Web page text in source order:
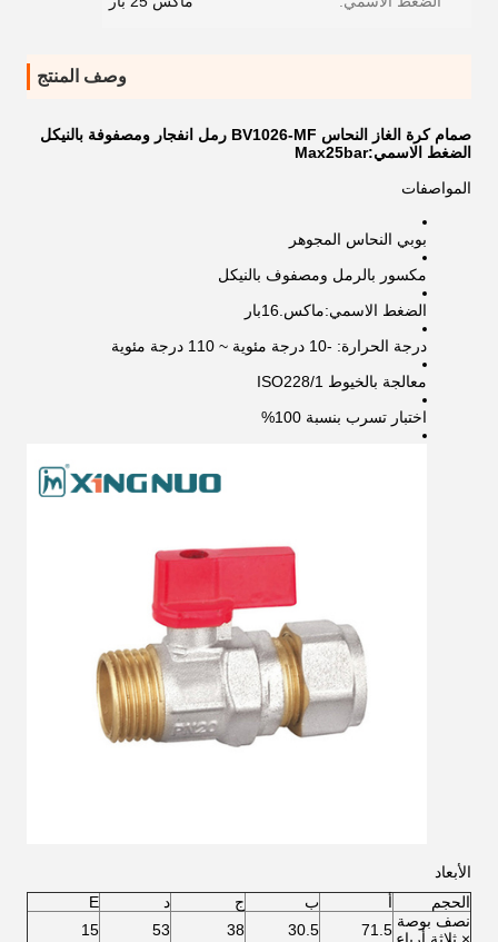
وصف المنتج
صمام كرة الغاز النحاس BV1026-MF رمل انفجار ومصفوفة بالنيكل
الضغط الاسمي:Max25bar
المواصفات
بوبي النحاس المجوهر
مكسور بالرمل ومصفوف بالنيكل
الضغط الاسمي:ماكس.16بار
درجة الحرارة: -10 درجة مئوية ~ 110 درجة مئوية
معالجة بالخيوط ISO228/1
اختبار تسرب بنسبة 100%
الأبعاد
الحجم
أ ب ج د
E
نصف بوصة 71.5
30.5
38
53
15